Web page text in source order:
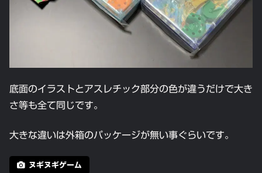
底面のイラストとアスレチック部分の色が違うだけで大き
さ等も全て同じです。
大きな違いは外箱のパッケージが無い事ぐらいです。
ヌギヌギゲーム